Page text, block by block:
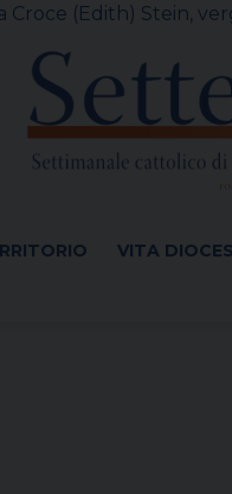
Croce (Edith) Stein,
VITA